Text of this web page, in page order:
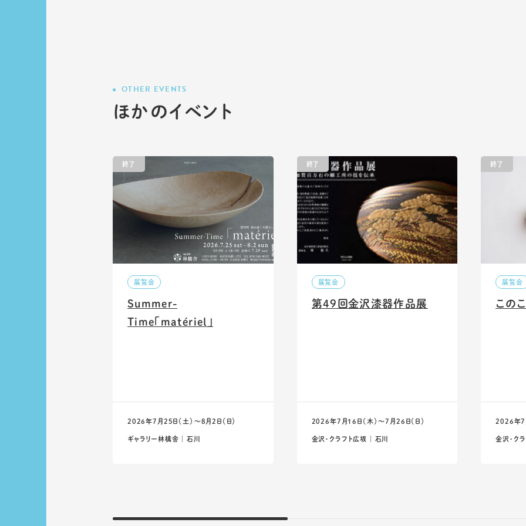
ほかのイベント
OTHER EVENTS
終了
展覧会
Summer-
Time「matériel」
2026年7月25日（土）〜8月2日（日）
ギャラリー林檎舎 ｜ 石川
終了
展覧会
第49回金沢漆器作品展
2026年7月16日（木）〜7月26日（日）
金沢・クラフト広坂 ｜ 石川
終了
展覧会
この
2026年7
金沢・ク